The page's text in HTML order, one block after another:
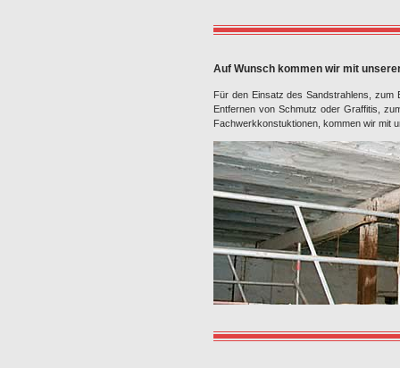
Auf Wunsch kommen wir mit
Für den Einsatz des Sandstrahlens, zum
Entfernen von Schmutz oder Graffitis,
Fachwerkkonstuktionen, kommen wir mit